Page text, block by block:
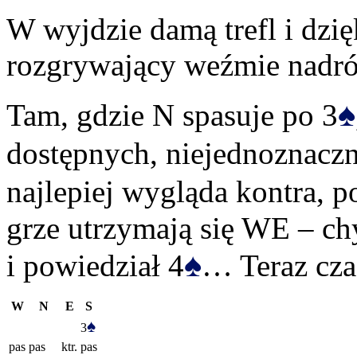
W wyjdzie damą trefl i
rozgrywający weźmie
Tam, gdzie N spasuje po 3♠
dostępnych,
najlepiej wygląda kontra,
grze utrzymają się WE –
i powiedział 4♠… Teraz
W N E
S
3♠
pas pas ktr. pas